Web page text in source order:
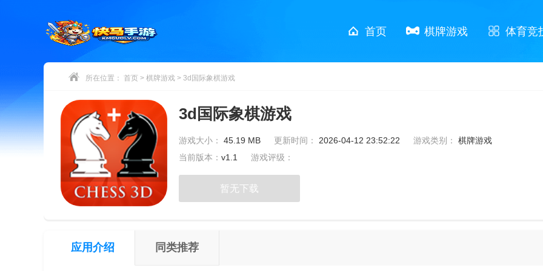
首页 棋牌游戏 体育竞
所在位置： 首页 > 棋牌游戏 > 3d国际象棋游戏
3d国际象棋游戏
游戏大小： 45.19 MB 更新时间： 2026-04-12 23:52:22 游戏类别： 棋牌游戏
当前版本： v1.1 游戏评级：
暂无下载
应用介绍 同类推荐